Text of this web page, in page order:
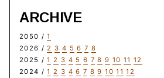
ARCHIVE
2050 /1
2026 /2 3 4 5 6 7 8
2025 /1 2 3 4 5 6 7 8 9 10 11 12
2024 /1 2 3 4 6 7 8 9 10 11 12